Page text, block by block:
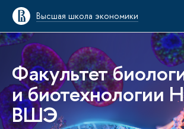
Высшая школа экономики
Факультет
и биотехнологии
ВШЭ